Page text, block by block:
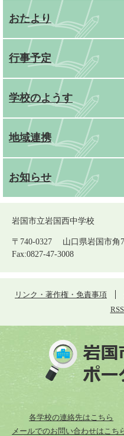
おたより
行事予定
学校のようす
地域連携
お知らせ
岩国市立岩国西中学校
〒740-0327 山口県岩国市
Fax:0827-47-3008
リンク・著作権・免責事項
各学校の連絡先はこちら
メールでのお問い合わせはこち